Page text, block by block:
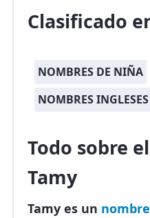
Clasificado
NOMBRES DE NIÑA
NOMBRES INGLESES
Todo sobre
Tamy
Tamy es un